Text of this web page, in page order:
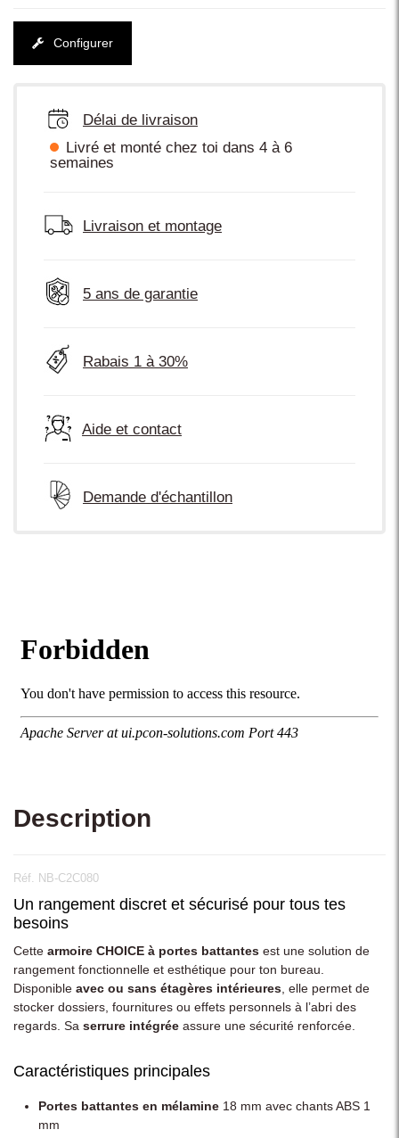
Configurer
Délai de livraison
Livré et monté chez toi dans 4 à 6
semaines
Livraison et montage
5 ans de garantie
Rabais 1 à 30%
Aide et contact
Demande d'échantillon
Description
Réf. NB-C2C080
Un rangement discret et sécurisé pour tous tes
besoins
Cette armoire CHOICE à portes battantes est une solution de
rangement fonctionnelle et esthétique pour ton bureau.
Disponible avec ou sans étagères intérieures , elle permet de
stocker dossiers, fournitures ou effets personnels à l’abri des
regards. Sa serrure intégrée assure une sécurité renforcée.
Caractéristiques principales
Portes battantes en mélamine 18 mm avec chants ABS 1
mm